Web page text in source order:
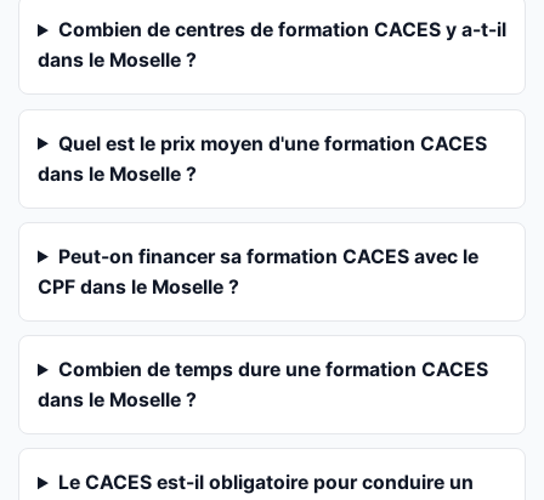
Combien de centres de formation CACES y a-t-il
dans le Moselle ?
Quel est le prix moyen d'une formation CACES
dans le Moselle ?
Peut-on financer sa formation CACES avec le
CPF dans le Moselle ?
Combien de temps dure une formation CACES
dans le Moselle ?
Le CACES est-il obligatoire pour conduire un